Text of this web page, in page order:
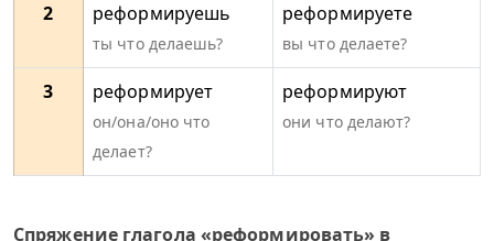
2 реформируешь
ты что делаешь?
реформируете
вы что делаете?
3 реформирует
он/она/оно что
делает?
реформируют
они что делают?
Спряжение глагола «реформировать» в